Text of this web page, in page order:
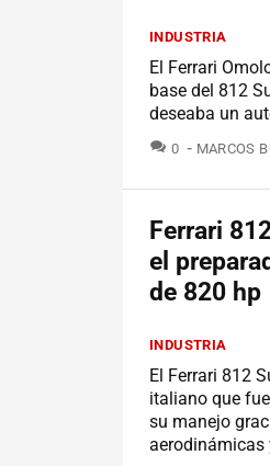
INDUSTRIA
El Ferrari
base del 812
deseaba un
0 MARCOS
Ferrari
el
de 820 hp
INDUSTRIA
El Ferrari 812
italiano que
su manejo
aerodinámicas